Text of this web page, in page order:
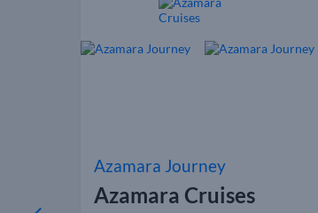
Azamara Journey
Azamara Cruises